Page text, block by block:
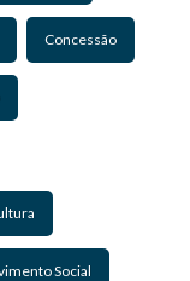
Concessão
Social